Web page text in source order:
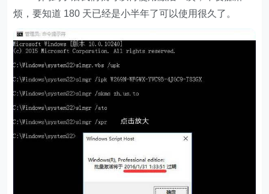
烦，要知道 180 天已经是小半年了可以使用很久了。